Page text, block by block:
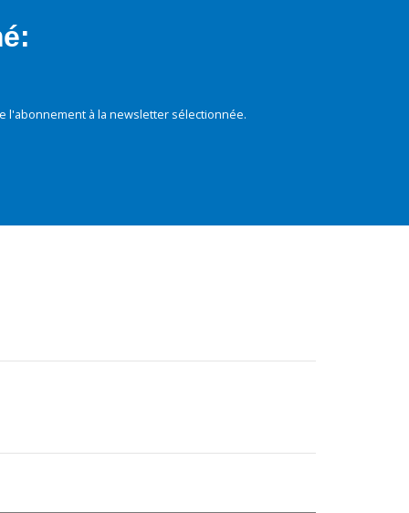
à la newsletter sélectionnée.